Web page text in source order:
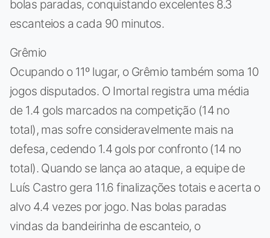
bolas paradas, conquistando excelentes 8.3
escanteios a cada 90 minutos.
Grêmio
Ocupando o 11º lugar, o Grêmio também soma 10
jogos disputados. O Imortal registra uma média
de 1.4 gols marcados na competição (14 no
total), mas sofre consideravelmente mais na
defesa, cedendo 1.4 gols por confronto (14 no
total). Quando se lança ao ataque, a equipe de
Luís Castro gera 11.6 finalizações totais e acerta o
alvo 4.4 vezes por jogo. Nas bolas paradas
vindas da bandeirinha de escanteio, o